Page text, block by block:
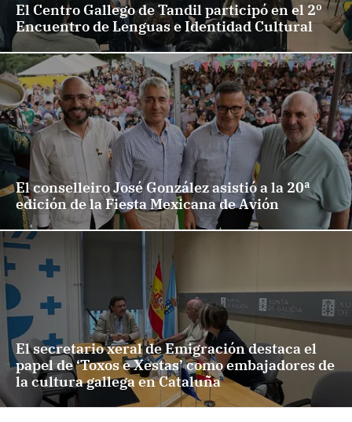
El Centro Gallego de Tandil participó en el 2º
Encuentro de Lenguas e Identidad Cultural
El conselleiro José González asistió a la 20ª
edición de la Fiesta Mexicana de Avión
El secretario xeral de Emigración destaca el
papel de ‘Toxos e Xestas’ como embajadores de
la cultura gallega en Cataluña